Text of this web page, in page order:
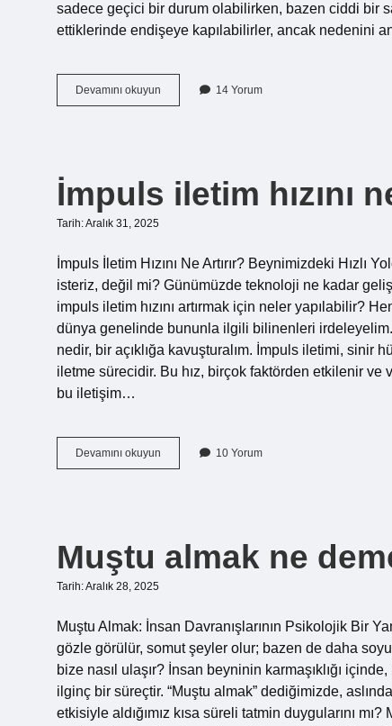
sadece geçici bir durum olabilirken, bazen ciddi bir
ettiklerinde endişeye kapılabilirler, ancak nedenini
Devamını okuyun
mamasını
?
14 Yorum
İmpuls iletim hızını
Tarih: Aralık 31, 2025
İmpuls İletim Hızını Ne Artırır? Beynimizdeki
isteriz, değil mi? Günümüzde teknoloji ne kadar
impuls iletim hızını artırmak için neler yapılabilir?
dünya genelinde bununla ilgili bilinenleri irdeleyelim.
nedir, bir açıklığa kavuşturalım. İmpuls iletimi,
iletme sürecidir. Bu hız, birçok faktörden etkilenir ve
bu iletişim…
Devamını okuyun
iletim
10 Yorum
Muştu almak ne
Tarih: Aralık 28, 2025
Muştu Almak: İnsan Davranışlarının Psikolojik Bir
gözle görülür, somut şeyler olur; bazen de daha
bize nasıl ulaşır? İnsan beyninin karmaşıklığı
ilginç bir süreçtir. “Muştu almak” dediğimizde,
etkisiyle aldığımız kısa süreli tatmin duygularını